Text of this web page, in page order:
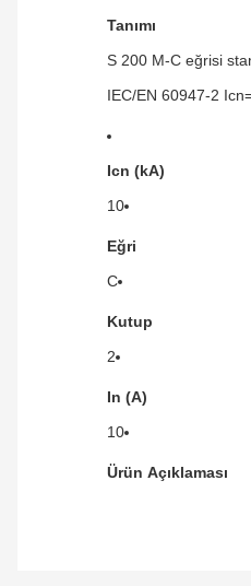
Tanımı
S 200 M-C eğrisi
IEC/EN 60947-2
Icn (kA)
10
Eğri
C
Kutup
2
In (A)
10
Ürün Açıklaması